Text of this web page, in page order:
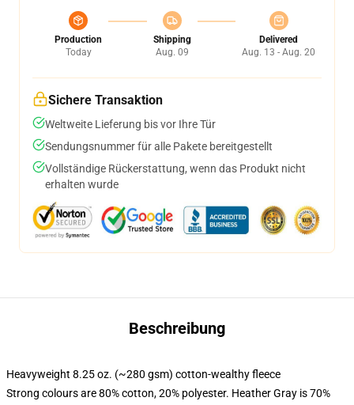
Production
Today
Shipping
Aug. 09
Delivered
Aug. 13 - Aug. 20
Sichere Transaktion
Weltweite Lieferung bis vor Ihre Tür
Sendungsnummer für alle Pakete bereitgestellt
Vollständige Rückerstattung, wenn das Produkt nicht
erhalten wurde
Beschreibung
Heavyweight 8.25 oz. (~280 gsm) cotton-wealthy fleece
Strong colours are 80% cotton, 20% polyester. Heather Gray is 70%